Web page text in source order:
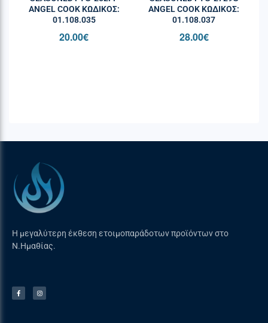
ANGEL COOK ΚΩΔΙΚΌΣ:
01.108.035
20.00€
ANGEL COOK ΚΩΔΙΚΌΣ:
01.108.037
28.00€
Η μεγαλύτερη έκθεση ετοιμοπαράδοτων προϊόντων στο
Ν.Ημαθίας.